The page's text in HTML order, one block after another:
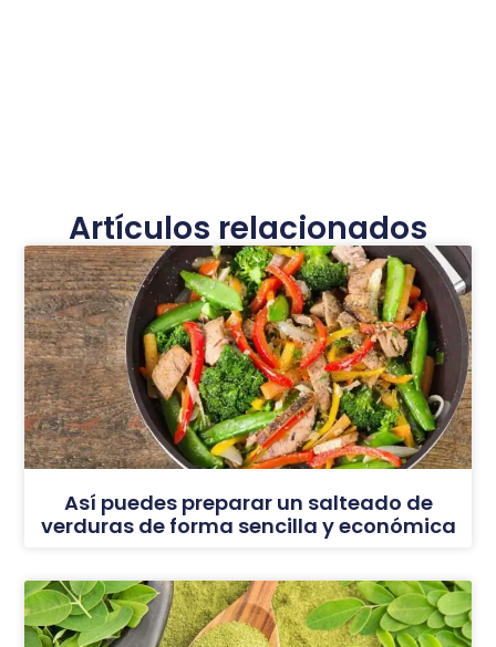
Artículos relacionados
Así puedes preparar un salteado de
verduras de forma sencilla y económica